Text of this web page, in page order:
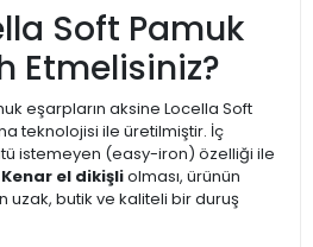
Soft Pamuk
Etmelisiniz?
eşarpların aksine Locella Soft
teknolojisi ile üretilmiştir. İç
istemeyen (easy-iron) özelliği ile
Kenar el dikişliolması, ürünün
butik ve kaliteli bir duruş